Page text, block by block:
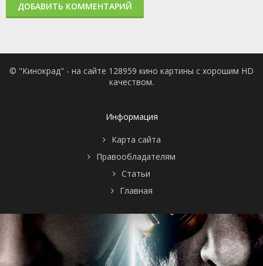
ДОБАВИТЬ КОММЕНТАРИЙ
© "Кинокрад" - на сайте 128959 кино картины с хорошим HD
качеством.
Информация
Карта сайта
Правообладателям
Статьи
Главная